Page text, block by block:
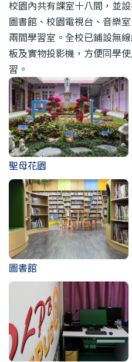
校園內共有課室十八間，並
圖書館、校園電視台、音樂
兩間學習室。全校已鋪設無
板及實物投影機，方便同學
習。
聖母花園
圖書館